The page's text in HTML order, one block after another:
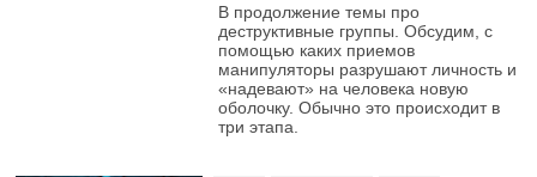
В продолжение темы про
деструктивные группы. Обсудим, с
помощью каких приемов
манипуляторы разрушают личность и
«надевают» на человека новую
оболочку. Обычно это происходит в
три этапа.